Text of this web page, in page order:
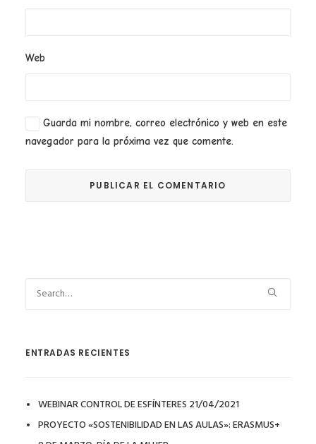
Web
Guarda mi nombre, correo electrónico y web en este
navegador para la próxima vez que comente.
ENTRADAS RECIENTES
WEBINAR CONTROL DE ESFÍNTERES 21/04/2021
PROYECTO «SOSTENIBILIDAD EN LAS AULAS»: ERASMUS+